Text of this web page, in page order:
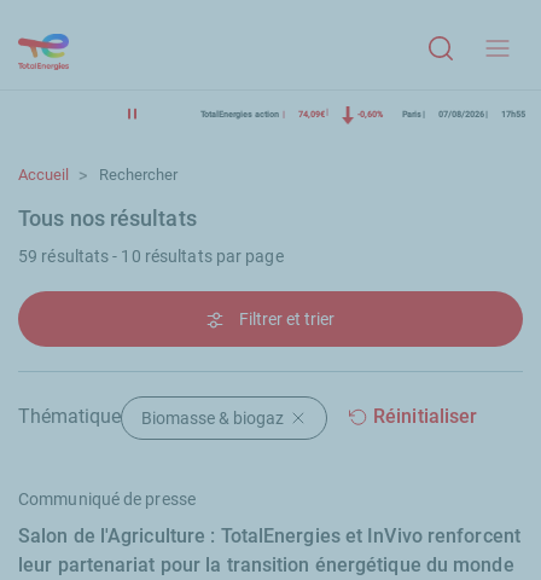
TotalEnergies action 74,09€ -0,60% Paris 07/08/2026 17h55
Accueil Rechercher
Tous nos résultats
59 résultats - 10 résultats par page
Filtrer et trier
Thématique Biomasse & biogaz Supprimer le filtre "Biomasse &
Réinitialiser
Salon de l'Agriculture : TotalEnergies et InVivo renforcent
leur partenariat pour la transition énergétique du monde
Communiqué de presse